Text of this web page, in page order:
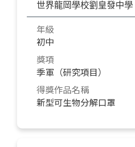
世界龍岡學校劉皇發中學
年級
初中
獎項
季軍（研究項目）
得獎作品名稱
新型可生物分解口罩